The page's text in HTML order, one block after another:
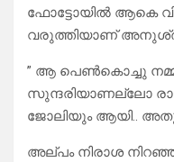
ഫോട്ടോയിൽ ആകെ
വരുത്തിയാണ് അനുശ്രീ
” ആ പെൺകൊച്ചു
സുന്ദരിയാണല്ലോ
ജോലിയും ആയി..
അല്പം നിരാശ